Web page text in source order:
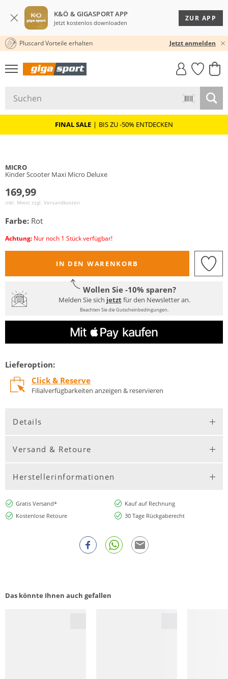
K&Ö & GIGASPORT APP
Jetzt kostenlos downloaden
ZUR APP
KOSTENLOSER VERSAND* & RÜCKVERSAND
30 TAGE RÜCKGABERECHT
Pluscard Vorteile erhalten Jetzt anmelden
GIGASTYLE
FAHRRAD­
MUST-HAVE
FINAL SALE | BIS ZU -50% ENTDECKEN
MICRO
Kinder Scooter Maxi Micro Deluxe
169,99
inkl. Mwst zzgl. Versandkosten
Farbe: Rot
Achtung: Nur noch 1 Stück verfügbar!
IN DEN WARENKORB
Wollen Sie -10% sparen?
Melden Sie sich jetztfür den Newsletter an.
Beachten Sie die Gutscheinbedingungen.
Lieferoption:
Click & Reserve
Filialverfügbarkeiten anzeigen & reservieren
Details
Versand & Retoure
Herstellerinformationen
Gratis Versand*
Kauf auf Rechnung
Kostenlose Retoure
30 Tage Rückgaberecht
Das könnte Ihnen auch gefallen